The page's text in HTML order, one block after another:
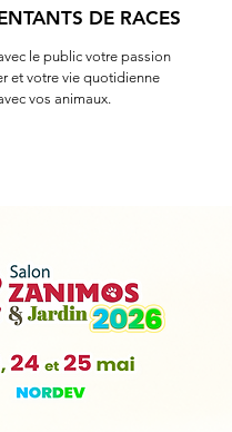
DE RACES
le public votre passion
et votre vie quotidienne
vos animaux.